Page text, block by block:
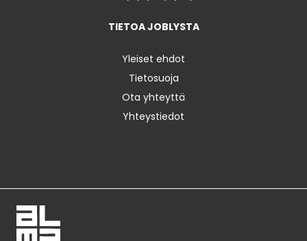
TIETOA JOBLYSTA
Yleiset ehdot
Tietosuoja
Ota yhteyttä
Yhteystiedot